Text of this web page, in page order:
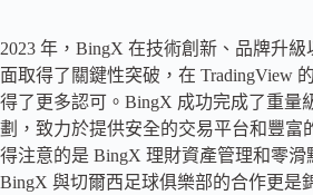
2023 年，BingX 在技術創新、品牌升級
面取得了關鍵性突破，在 TradingView
得了更多認可。BingX 成功完成了重量
劃，致力於提供安全的交易平台和豐富
得注意的是 BingX 理財資產管理和零滑
BingX 與切爾西足球俱樂部的合作更是